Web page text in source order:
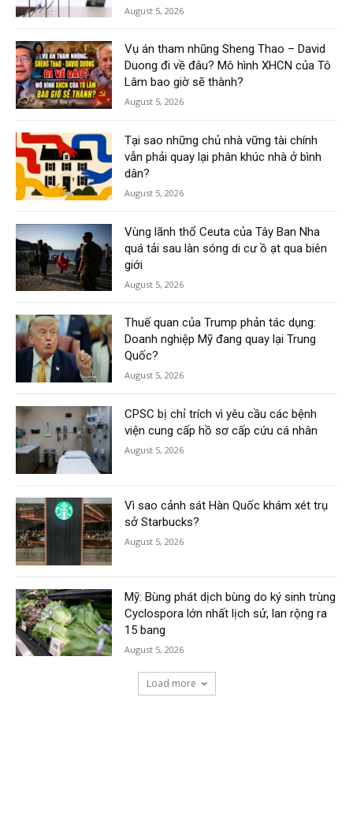
August 5, 2026
Vụ án tham nhũng Sheng Thao – David
Duong đi về đâu? Mô hình XHCN của Tô
Lâm bao giờ sẽ thành?
August 5, 2026
Tại sao những chủ nhà vững tài chính
vẫn phải quay lại phân khúc nhà ở bình
dân?
August 5, 2026
Vùng lãnh thổ Ceuta của Tây Ban Nha
quá tải sau làn sóng di cư ồ ạt qua biên
giới
August 5, 2026
Thuế quan của Trump phản tác dụng:
Doanh nghiệp Mỹ đang quay lại Trung
Quốc?
August 5, 2026
CPSC bị chỉ trích vì yêu cầu các bệnh
viện cung cấp hồ sơ cấp cứu cá nhân
August 5, 2026
Vì sao cảnh sát Hàn Quốc khám xét trụ
sở Starbucks?
August 5, 2026
Mỹ: Bùng phát dịch bùng do ký sinh trùng
Cyclospora lớn nhất lịch sử, lan rộng ra
15 bang
August 5, 2026
Load more